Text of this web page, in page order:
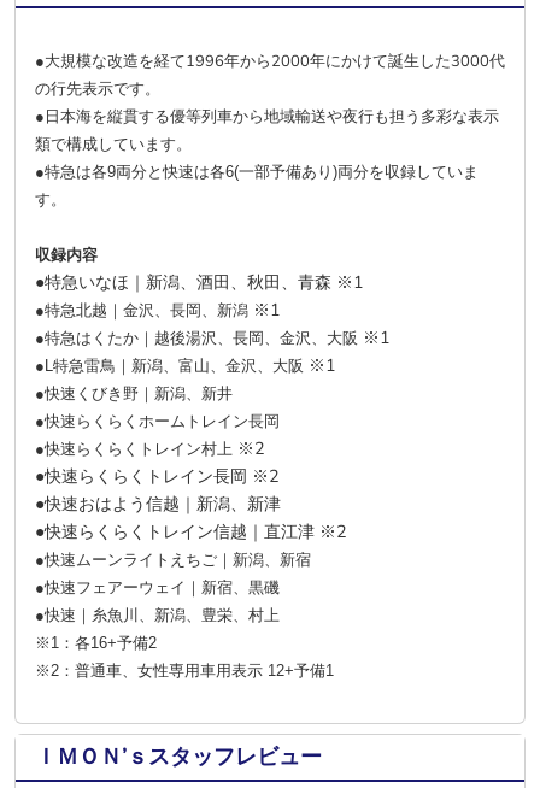
●大規模な改造を経て1996年から2000年にかけて誕生した3000代
の行先表示です。
●日本海を縦貫する優等列車から地域輸送や夜行も担う多彩な表示
類で構成しています。
●特急は各9両分と快速は各6(一部予備あり)両分を収録していま
す。
収録内容
●特急いなほ｜新潟、酒田、秋田、青森 ※1
●特急北越｜金沢、長岡、新潟 ※1
●特急はくたか｜越後湯沢、長岡、金沢、大阪 ※1
●L特急雷鳥｜新潟、富山、金沢、大阪 ※1
●快速くびき野｜新潟、新井
●快速らくらくホームトレイン長岡
●快速らくらくトレイン村上 ※2
●快速らくらくトレイン長岡 ※2
●快速おはよう信越｜新潟、新津
●快速らくらくトレイン信越｜直江津 ※2
●快速ムーンライトえちご｜新潟、新宿
●快速フェアーウェイ｜新宿、黒磯
●快速｜糸魚川、新潟、豊栄、村上
※1：各16+予備2
※2：普通車、女性専用車用表示 12+予備1
ＩＭＯＮ’ｓスタッフレビュー